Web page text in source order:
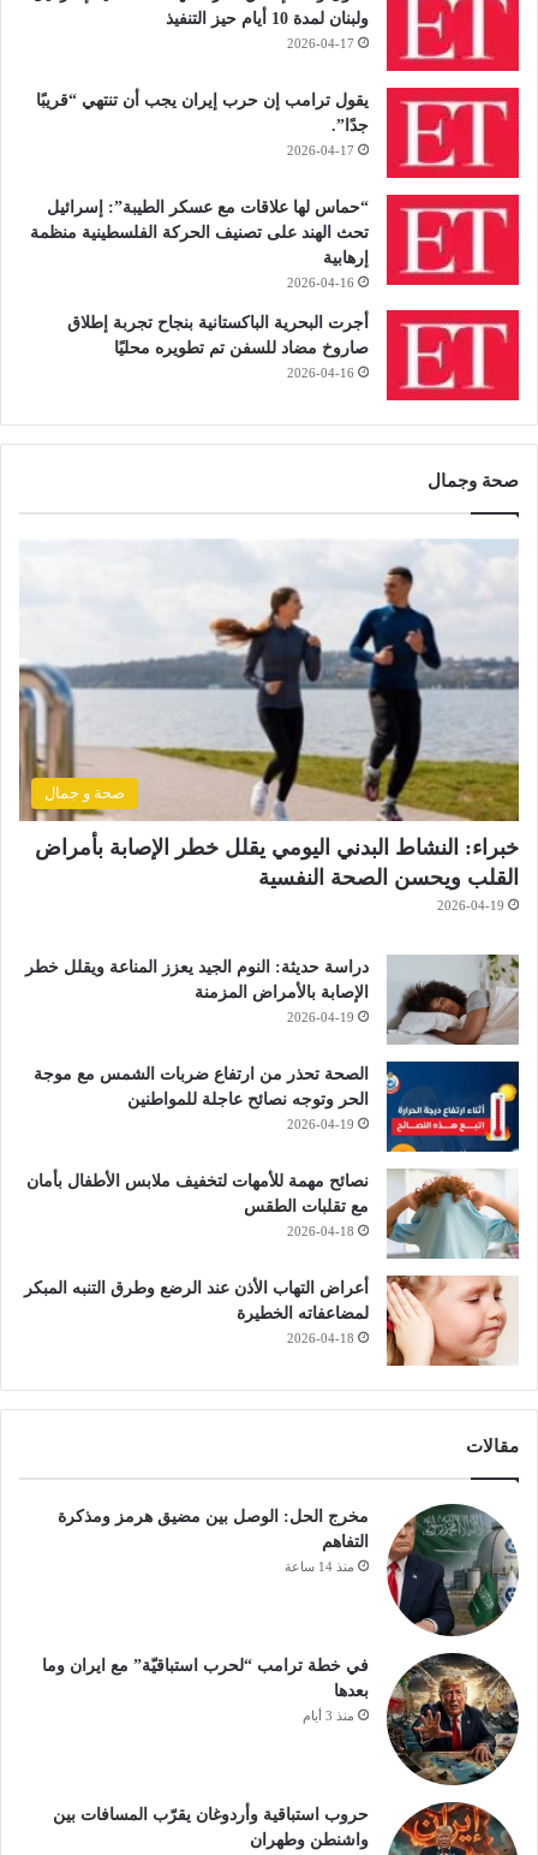
ولبنان لمدة 10 أيام حيز التنفيذ
2026-04-17
يقول ترامب إن حرب إيران يجب أن تنتهي “قريبًا
جدًا”.
2026-04-17
“حماس لها علاقات مع عسكر الطيبة”: إسرائيل
تحث الهند على تصنيف الحركة الفلسطينية منظمة
إرهابية
2026-04-16
أجرت البحرية الباكستانية بنجاح تجربة إطلاق
صاروخ مضاد للسفن تم تطويره محليًا
2026-04-16
صحة وجمال
صحة و جمال
خبراء: النشاط البدني اليومي يقلل خطر الإصابة بأمراض
القلب ويحسن الصحة النفسية
2026-04-19
دراسة حديثة: النوم الجيد يعزز المناعة ويقلل خطر
الإصابة بالأمراض المزمنة
2026-04-19
الصحة تحذر من ارتفاع ضربات الشمس مع موجة
الحر وتوجه نصائح عاجلة للمواطنين
2026-04-19
نصائح مهمة للأمهات لتخفيف ملابس الأطفال بأمان
مع تقلبات الطقس
2026-04-18
أعراض التهاب الأذن عند الرضع وطرق التنبه المبكر
لمضاعفاته الخطيرة
2026-04-18
مقالات
مخرج الحل: الوصل بين مضيق هرمز ومذكرة
التفاهم
منذ 14 ساعة
في خطة ترامب “لحرب استباقيّة” مع ايران وما
بعدها
منذ 3 أيام
حروب استباقية وأردوغان يقرّب المسافات بين
واشنطن وطهران